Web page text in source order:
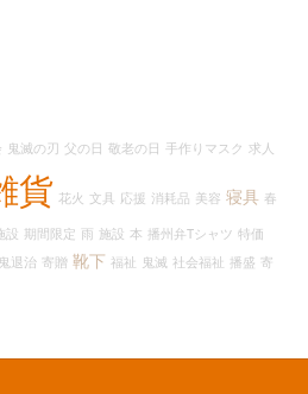
鬼滅の刃 父の日 敬老の日 手作りマスク 求人
貨 花火 文具 応援 消耗品 美容 寝具 春
設 期間限定 雨 施設 本 播州弁Tシャツ 特価
鬼退治 寄贈 靴下 福祉 鬼滅 社会福祉 播盛 寄